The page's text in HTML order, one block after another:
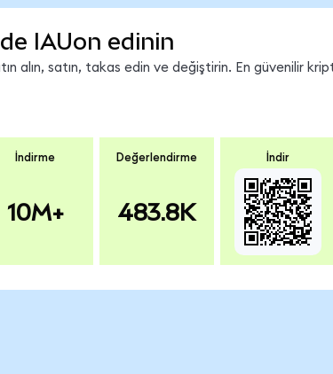
IAUon edinin
alın, satın, takas edin ve değiştirin. En güvenilir
İndirme
10M+
Değerlendirme
483.8K
İndir